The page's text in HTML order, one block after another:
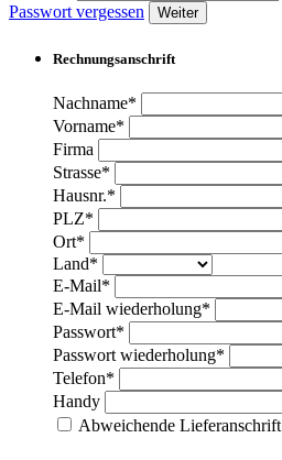
Passwort vergessen
Weiter
Rechnungsanschrift
Nachname*
Vorname*
Firma
Strasse*
Hausnr.*
PLZ*
Ort*
Land*
E-Mail*
E-Mail wiederholung*
Passwort*
Passwort wiederholung*
Telefon*
Handy
Abweichende Lieferanschrift